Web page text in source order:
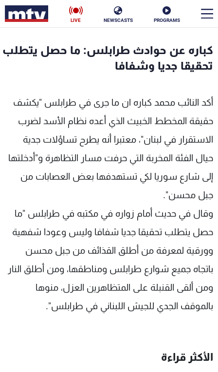
PROGRAMS
NEWSCASTS
LIVE
كباره عن حوادث طرابلس: ما حصل يتطلب
تحقيقا جديا وشفافا
أكد النائب محمد كباره ان ما جرى في طرابلس "يكشف
حقيقة المخطط الخبيث الذي أعده نظام الأسد لضرب
الاستقرار في لبنان"، معتبرا أنه يطرح تساؤلات جدية
حيال الفئة المخربة التي حرفت مسار التظاهرة و"أدخلتها
إلى شارع سوريا لكي تستهدفها بعض العصابات من
جبل محسن".
وقال في حديث أمام زواره في مكتبه في طرابلس "ما
حصل يتطلب تحقيقا جديا شفافا وليس وعودا شفهية
وورقية لمعرفة من أطلق القذائف من جبل محسن
باتجاه جميع شوارع طرابلس ومناطقها، ومن أطلق النار
ومن ألقى القنبلة على المتظاهرين العزل، منوها
بالموقف الجدي للجيش اللبناني في طرابلس".
الأكثر قراءة
الأخبار
منوعات رياضة
كأس العالم
البرامج
جدول البرامج
شاهد البرامج
عن MTV
لاعلاناتكم
وظائف
تواصل معنا
شروط الإسـتخدام
سياسة الخصوصية